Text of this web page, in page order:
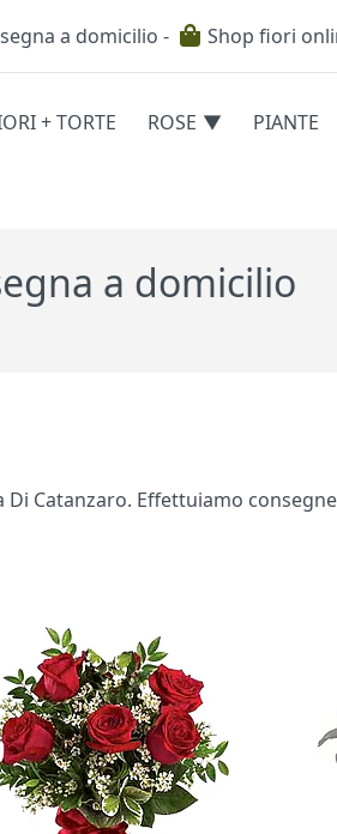
a domicilio - Shop fiori
+ TORTE ROSE PIANTE
a domicilio
Catanzaro. Effettuiamo